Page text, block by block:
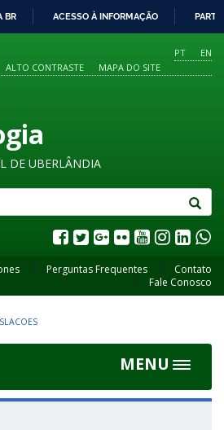
O
CONTEÚDO
BR ACESSO À INFORMAÇÃO
PT
EN
ALTO CONTRASTE MAPA DO SITE
DE UBERLÂNDIA
Perguntas Frequentes
Contato
Fale Conosco
MENU
Toggle